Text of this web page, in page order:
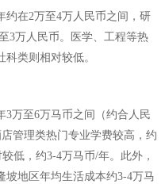
约在2万至4万人民币之间，研
3万人民币。医学、工程等热
类则相对较低。
万至6万马币之间（约合人民
管理类热门专业学费较高，约
低，约3-4万马币/年。此外，
坡地区年均生活成本约3-4万马